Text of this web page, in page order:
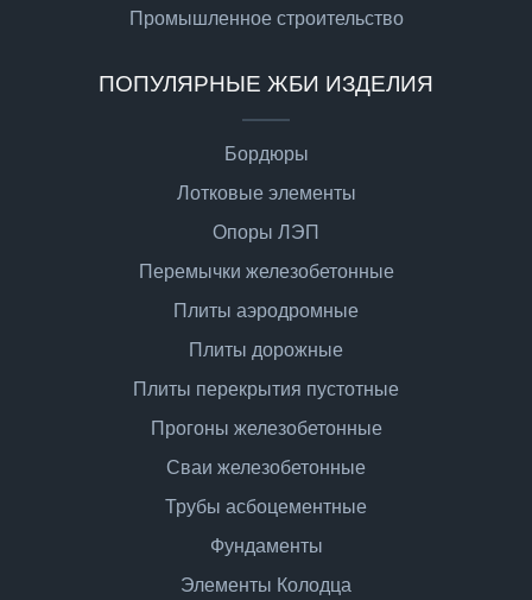
Промышленное строительство
ПОПУЛЯРНЫЕ ЖБИ ИЗДЕЛИЯ
Бордюры
Лотковые элементы
Опоры ЛЭП
Перемычки железобетонные
Плиты аэродромные
Плиты дорожные
Плиты перекрытия пустотные
Прогоны железобетонные
Сваи железобетонные
Трубы асбоцементные
Фундаменты
Элементы Колодца